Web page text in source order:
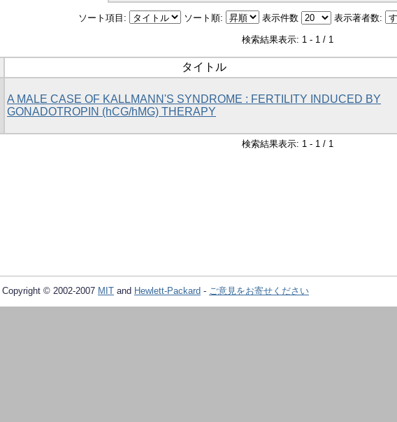
ソート項目: ソート順: 表示件数 表示著者数:
検索結果表示: 1 - 1 / 1
タイトル
A MALE CASE OF KALLMANN'S SYNDROME : FERTILITY INDUCED BY
GONADOTROPIN (hCG/hMG) THERAPY
検索結果表示: 1 - 1 / 1
Copyright © 2002-2007 MIT and Hewlett-Packard - ご意見をお寄せください